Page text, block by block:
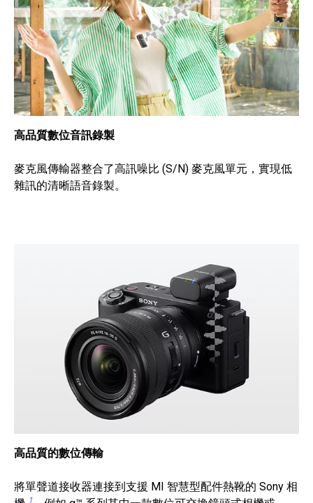
高品質數位音訊錄製
麥克風傳輸器整合了高訊噪比 (S/N) 麥克風單元，實現低
雜訊的清晰語音錄製。
高品質的數位傳輸
將單聲道接收器連接到支援 MI 智慧型配件熱靴的 Sony 相
1